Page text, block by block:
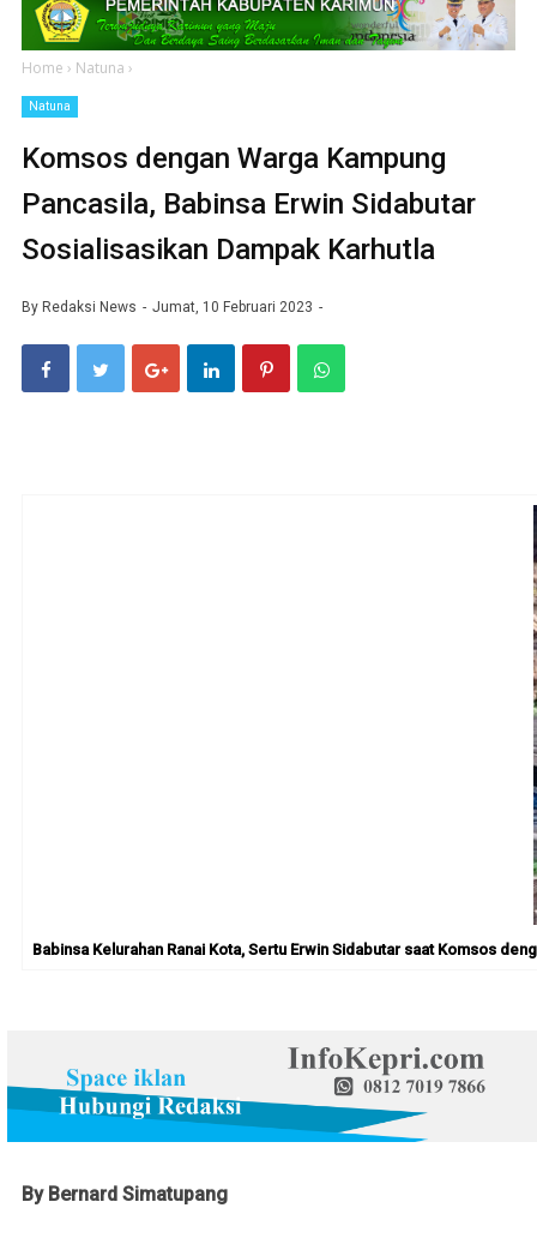
Home › Natuna ›
Natuna
Komsos dengan Warga Kampung
Pancasila, Babinsa Erwin Sidabutar
Sosialisasikan Dampak Karhutla
By Redaksi News Jumat, 10 Februari 2023
Babinsa Kelurahan Ranai Kota, Sertu Erwin Sidabutar saat Komsos
By Bernard Simatupang